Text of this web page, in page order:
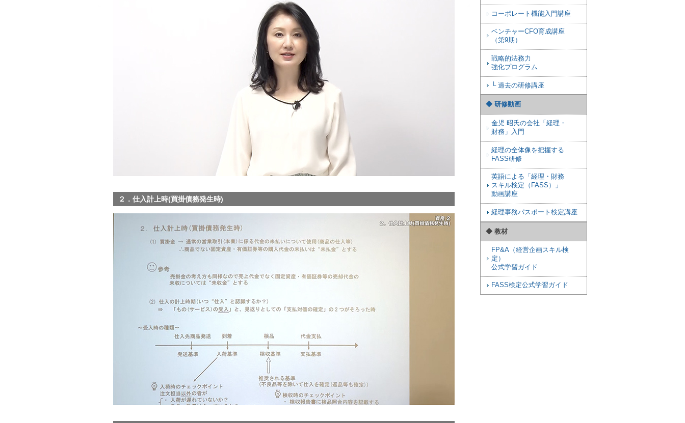
２．仕入計上時(買掛債務発生時)
コーポレート機能入門講座
ベンチャーCFO育成講座
（第9期）
戦略的法務力
強化プログラム
└ 過去の研修講座
◆ 研修動画
金児 昭氏の会社「経理・
財務」入門
経理の全体像を把握する
FASS研修
英語による「経理・財務
スキル検定（FASS）」
動画講座
経理事務パスポート検定講座
◆ 教材
FP&A（経営企画スキル検
定）
公式学習ガイド
FASS検定公式学習ガイド